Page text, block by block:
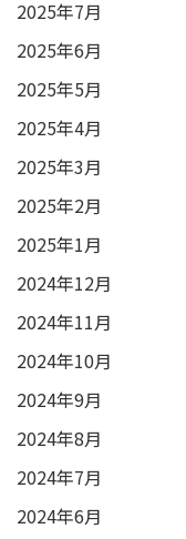
2025年7月
2025年6月
2025年5月
2025年4月
2025年3月
2025年2月
2025年1月
2024年12月
2024年11月
2024年10月
2024年9月
2024年8月
2024年7月
2024年6月